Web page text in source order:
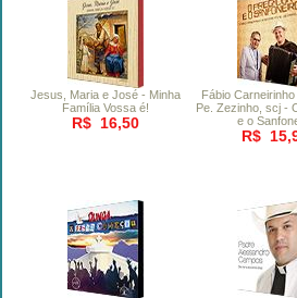
Jesus, Maria e José - Minha
Família Vossa é!
R$ 16,50
Fábio
Pe. Zezinho, scj -
e o
R$